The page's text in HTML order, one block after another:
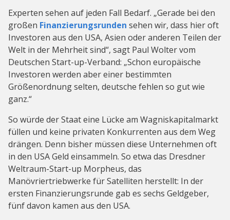
Experten sehen auf jeden Fall Bedarf. „Gerade bei den
großen Finanzierungsrunden sehen wir, dass hier oft
Investoren aus den USA, Asien oder anderen Teilen der
Welt in der Mehrheit sind“, sagt Paul Wolter vom
Deutschen Start-up-Verband: „Schon europäische
Investoren werden aber einer bestimmten
Größenordnung selten, deutsche fehlen so gut wie
ganz.“
So würde der Staat eine Lücke am Wagniskapitalmarkt
füllen und keine privaten Konkurrenten aus dem Weg
drängen. Denn bisher müssen diese Unternehmen oft
in den USA Geld einsammeln. So etwa das Dresdner
Weltraum-Start-up Morpheus, das
Manövriertriebwerke für Satelliten herstellt: In der
ersten Finanzierungsrunde gab es sechs Geldgeber,
fünf davon kamen aus den USA.